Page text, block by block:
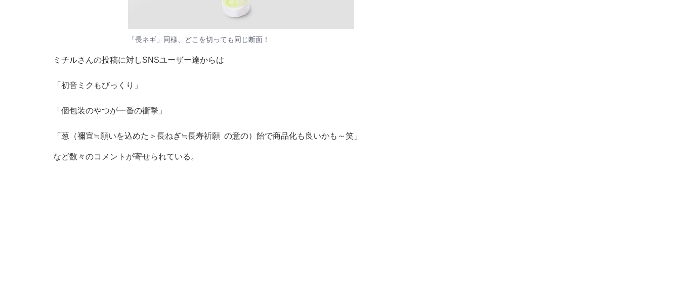
「長ネギ」同様、どこを切っても同じ断面！
ミチルさんの投稿に対しSNSユーザー達からは
「初音ミクもびっくり」
「個包装のやつが一番の衝撃」
「葱（禰宜≒願いを込めた＞長ねぎ≒長寿祈願 の意の）飴で商品化も良いかも～笑」
など数々のコメントが寄せられている。